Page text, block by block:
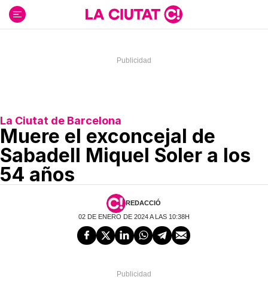
contenido
La Ciutat de Barcelona
Muere el exconcejal de
Sabadell Miquel Soler a los
54 años
REDACCIÓ
02 DE ENERO DE 2024 A LAS 10:38H